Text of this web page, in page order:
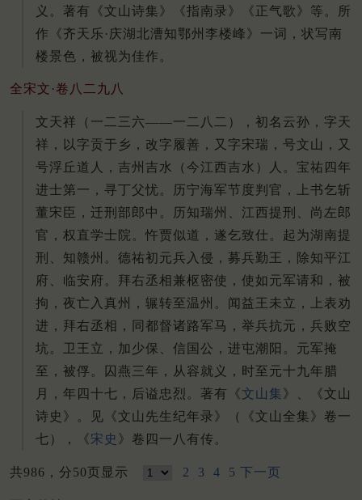
义。著有《文山诗集》《指南录》《正气歌》等。所
作《齐天乐·庆湖北漕知鄂州李楼峰》一词，状写南
楼景色，被视为佳作。
全宋文·卷八二九八
文天祥（一二三六——一二八二），初名云孙，字天
祥，以字贡于乡，改字履善，又字宋瑞，号文山，又
号浮丘道人，吉州吉水（今江西吉水）人。宝祐四年
进士第一，寻丁父忧。历宁海军节度判官，上书乞斩
董宋臣，迁刑部郎中。历知瑞州、江西提刑、尚左郎
官，权直学士院。忤贾似道，遂乞致仕。起为湖南提
刑、知赣州。德祐初元兵入侵，募兵勤王，除知平江
府、临安府。拜右丞相兼枢密使，使如元军请和，被
拘，夜亡入真州，辗转至温州。闻益王未立，上表劝
进，拜右丞相，同都督诸路军马，举兵抗元，兵败空
坑。卫王立，加少保、信国公，进屯潮阳。元军掩
至，被俘。囚燕三年，从容就义，时至元十九年腊
月，年四十七，后谥忠烈。著有《文山集》、《文山
诗史》。见《文山先生纪年录》（《文山全集》卷一
七），《宋史 》卷四一八有传。
共986，分50页显示 2 3 4 5 下一页